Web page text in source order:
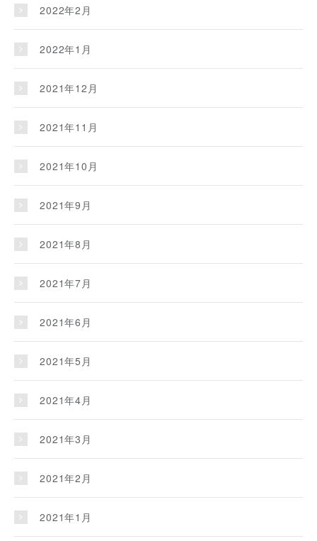
2022年2月
2022年1月
2021年12月
2021年11月
2021年10月
2021年9月
2021年8月
2021年7月
2021年6月
2021年5月
2021年4月
2021年3月
2021年2月
2021年1月